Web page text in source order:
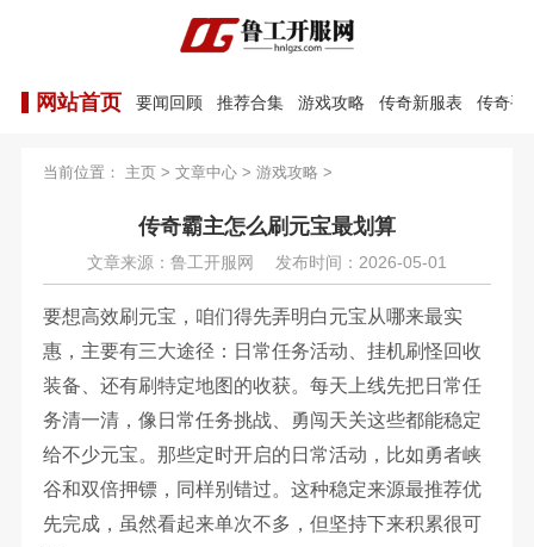
网站首页 要闻回顾 推荐合集 游戏攻略 传奇新服表 传奇手
当前位置： 主页> 文章中心> 游戏攻略 >
传奇霸主怎么刷元宝最划算
文章来源：鲁工开服网 发布时间：2026-05-01
要想高效刷元宝，咱们得先弄明白元宝从哪来最实
惠，主要有三大途径：日常任务活动、挂机刷怪回收
装备、还有刷特定地图的收获。每天上线先把日常任
务清一清，像日常任务挑战、勇闯天关这些都能稳定
给不少元宝。那些定时开启的日常活动，比如勇者峡
谷和双倍押镖，同样别错过。这种稳定来源最推荐优
先完成，虽然看起来单次不多，但坚持下来积累很可